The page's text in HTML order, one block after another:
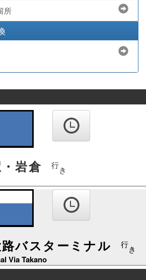
所
岩倉 行き
バスターミナル 行き
Via Takano